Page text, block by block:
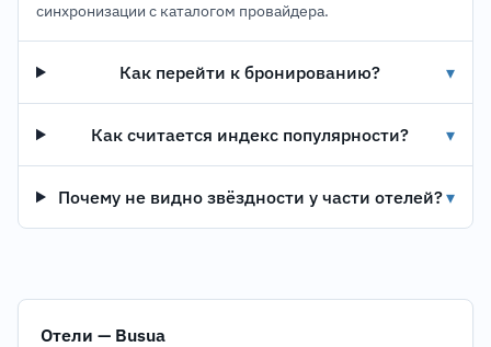
синхронизации с каталогом провайдера.
Как перейти к бронированию? ▾
Как считается индекс популярности? ▾
Почему не видно звёздности у части отелей?▾
Отели — Busua